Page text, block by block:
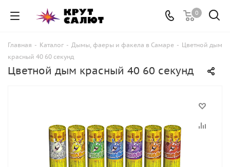
0
Главная - Каталог - Дымы, фаеры и факела в Самаре - Цветной дым
красный 40 60 секунд
Цветной дым красный 40 60 секунд